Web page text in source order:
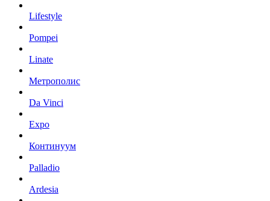
Lifestyle
Pompei
Linate
Метрополис
Da Vinci
Expo
Континуум
Palladio
Ardesia